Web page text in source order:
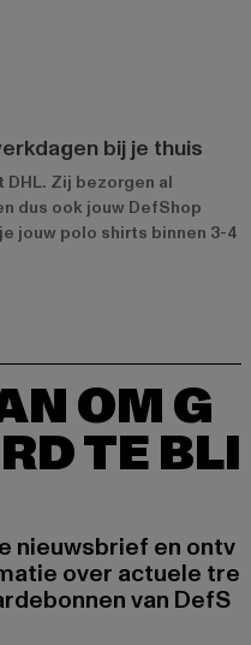
bij je thuis
DHL. Zij bezorgen al
dus ook jouw DefShop
jouw polo shirts binnen 3-4
OM G
TE BLI
nieuwsbrief en ontv
over actuele tre
van DefS